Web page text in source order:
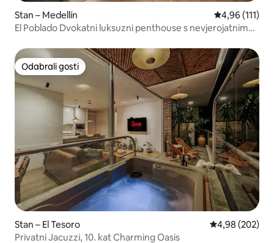
Stan – Medellín Prosječna
4,96 (111)
El Poblado Dvokatni luksuzni penthouse s nevjerojatnim
Odabrali gosti
Odabrali gosti
Stan – El Tesoro Prosječna
4,98 (202)
Privatni Jacuzzi, 10. kat Charming Oasis